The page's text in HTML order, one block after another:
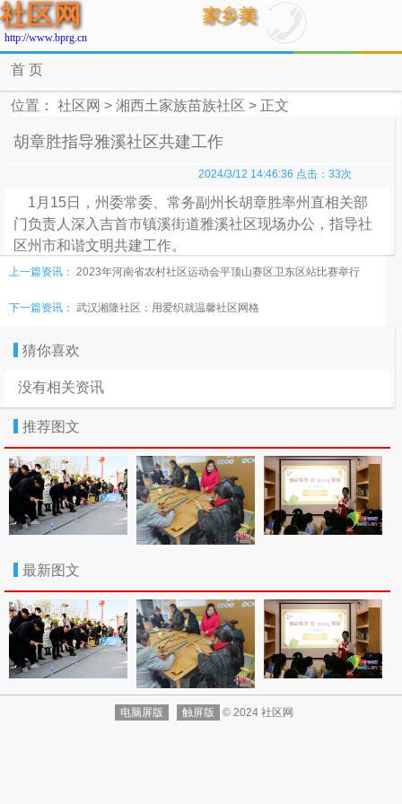
社区网
http://www.bprg.cn
首 页
位置： 社区网 > 湘西土家族苗族社区 > 正文
胡章胜指导雅溪社区共建工作
2024/3/12 14:46:36 点击：33次
1月15日，州委常委、常务副州长胡章胜率州直相关部
门负责人深入吉首市镇溪街道雅溪社区现场办公，指导社
区州市和谐文明共建工作。
由州政府办等12家单位组成的和谐文明共建工作组自20
服务，狠抓社区精神文明建设，改善社区基础条件。结合
国道连接线工程，完成了环村消防通道和天堂垄森林公园
周年吉首市庆，雅溪社区启动“六小”设施建设工程，截至目
前，已完成社区农贸市场改造，新建和改造3个社区垃圾
和社区群众服务中心建设工程。
胡章胜一行冒着雨雪实地察看了雅溪社区群众服务中
心、罗荣光故居和环村消防通道等建设项目。听取工作组
相关情况汇报后，胡章胜肯定了州市共建雅溪社区工作开
展以来取得的成绩，并就罗荣光故居保护改造、龙泉古井
小广场建设和道路硬化等具体项目作出指示和部署。他强
调，要充分认识州市和谐文明共建工作的重要性，是推进
新型城市化、密切联系群众和推进文明建设的需要。要重
点抓好社区制定发展规划、基础设施建设、建立长效机制
等方面，全方位推进州市和谐文明共建工作。
相关文件：
关闭
上一篇资讯： 2023年河南省农村社区运动会平顶山赛区卫东区站比赛举行
下一篇资讯： 武汉湘隆社区：用爱织就温馨社区网格
猜你喜欢
没有相关资讯
推荐图文
最新图文
电脑屏版 触屏版 © 2024 社区网